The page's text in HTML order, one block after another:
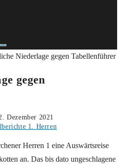
gegen
Dezember 2021
1. Herren
Herren 1 eine Auswärtsreise
an. Das bis dato ungeschlagene